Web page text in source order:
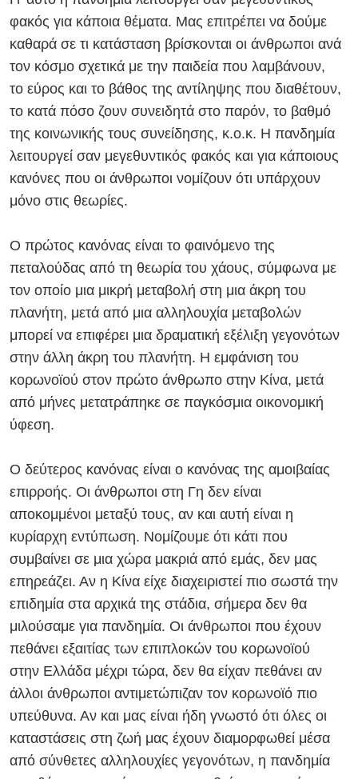
φακός για κάποια θέματα. Μας επιτρέπει να δούμε
καθαρά σε τι κατάσταση βρίσκονται οι άνθρωποι ανά
τον κόσμο σχετικά με την παιδεία που λαμβάνουν,
το εύρος και το βάθος της αντίληψης που διαθέτουν,
το κατά πόσο ζουν συνειδητά στο παρόν, το βαθμό
της κοινωνικής τους συνείδησης, κ.ο.κ. Η πανδημία
λειτουργεί σαν μεγεθυντικός φακός και για κάποιους
κανόνες που οι άνθρωποι νομίζουν ότι υπάρχουν
μόνο στις θεωρίες.
Ο πρώτος κανόνας είναι το φαινόμενο της
πεταλούδας από τη θεωρία του χάους, σύμφωνα με
τον οποίο μια μικρή μεταβολή στη μια άκρη του
πλανήτη, μετά από μια αλληλουχία μεταβολών
μπορεί να επιφέρει μια δραματική εξέλιξη γεγονότων
στην άλλη άκρη του πλανήτη. Η εμφάνιση του
κορωνοϊού στον πρώτο άνθρωπο στην Κίνα, μετά
από μήνες μετατράπηκε σε παγκόσμια οικονομική
ύφεση.
Ο δεύτερος κανόνας είναι ο κανόνας της αμοιβαίας
επιρροής. Οι άνθρωποι στη Γη δεν είναι
αποκομμένοι μεταξύ τους, αν και αυτή είναι η
κυρίαρχη εντύπωση. Νομίζουμε ότι κάτι που
συμβαίνει σε μια χώρα μακριά από εμάς, δεν μας
επηρεάζει. Αν η Κίνα είχε διαχειριστεί πιο σωστά την
επιδημία στα αρχικά της στάδια, σήμερα δεν θα
μιλούσαμε για πανδημία. Οι άνθρωποι που έχουν
πεθάνει εξαιτίας των επιπλοκών του κορωνοϊού
στην Ελλάδα μέχρι τώρα, δεν θα είχαν πεθάνει αν
άλλοι άνθρωποι αντιμετώπιζαν τον κορωνοϊό πιο
υπεύθυνα. Αν και μας είναι ήδη γνωστό ότι όλες οι
καταστάσεις στη ζωή μας έχουν διαμορφωθεί μέσα
από σύνθετες αλληλουχίες γεγονότων, η πανδημία